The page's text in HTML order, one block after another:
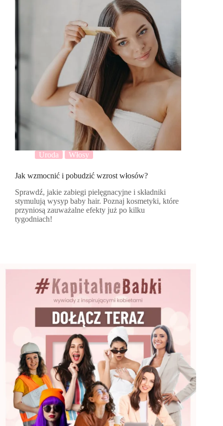
Uroda Włosy
Jak wzmocnić i pobudzić wzrost włosów?
Sprawdź, jakie zabiegi pielęgnacyjne i składniki
stymulują wysyp baby hair. Poznaj kosmetyki, które
przyniosą zauważalne efekty już po kilku
tygodniach!